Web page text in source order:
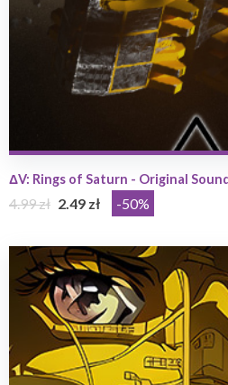
ΔV: Rings of Saturn - Original
4.99 zł 2.49 zł -50%